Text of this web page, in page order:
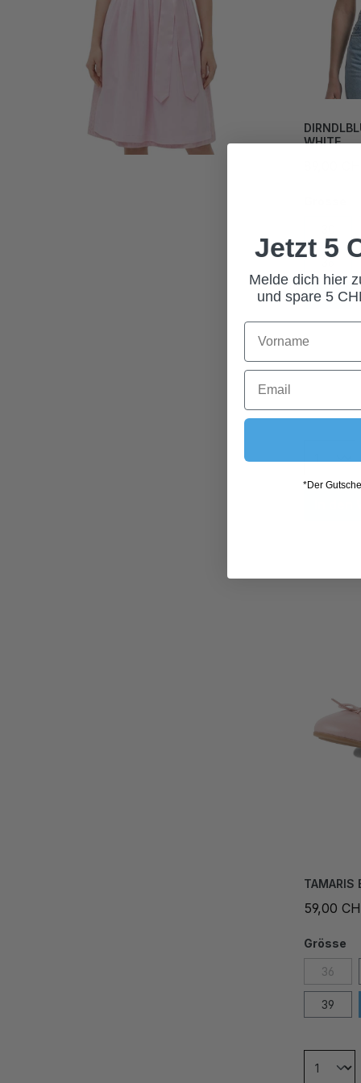
WHITE
42
TAMARIS
59,00
Grösse
36
39
Jetzt 5
Melde dich hier
und spare 5
*Der